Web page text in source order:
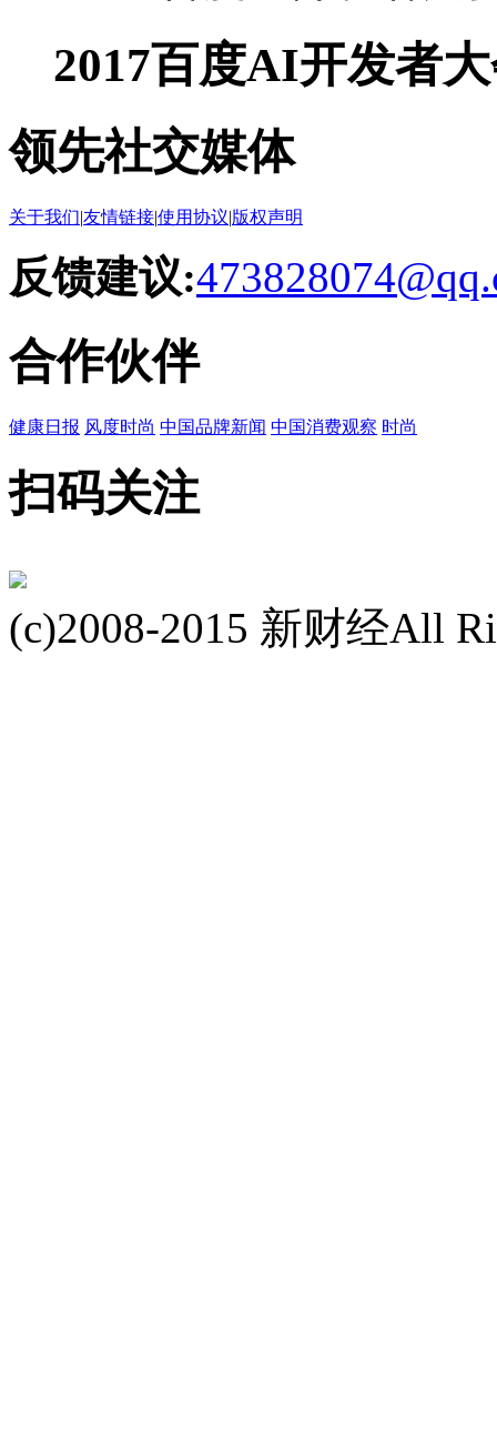
2017百度AI开发者
领先社交媒体
关于我们|友情链接|使用协议|版权声明
反馈建议:
合作伙伴
健康日报 风度时尚 中国品牌新闻 中国消费观察 时尚
扫码关注
(c)2008-2015 新财经All